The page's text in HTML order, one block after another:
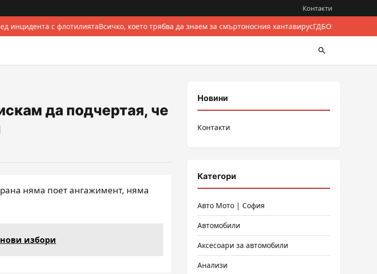
Контакти
инцидента с флотилиятаВсичко, което трябва да знаем за смъртоносния хантавирусГДБОП разби
да подчертая, че
няма поет ангажимент, няма
избори
Новини
Контакти
Категори
Авто Мото | София
Автомобили
Аксесоари за автомобили
Анализи